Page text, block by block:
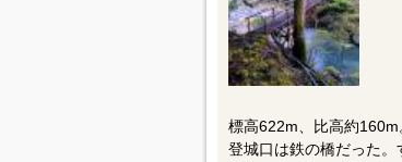
標高622m、比高約160m
登城口は鉄の橋だった